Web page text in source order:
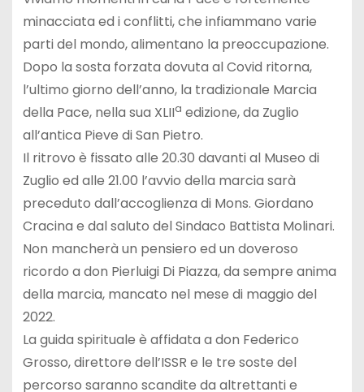
minacciata ed i conflitti, che infiammano varie
parti del mondo, alimentano la preoccupazione.
Dopo la sosta forzata dovuta al Covid ritorna,
l’ultimo giorno dell’anno, la tradizionale Marcia
della Pace, nella sua XLIIa edizione, da Zuglio
all’antica Pieve di San Pietro.
Il ritrovo è fissato alle 20.30 davanti al Museo di
Zuglio ed alle 21.00 l’avvio della marcia sarà
preceduto dall’accoglienza di Mons. Giordano
Cracina e dal saluto del Sindaco Battista Molinari.
Non mancherà un pensiero ed un doveroso
ricordo a don Pierluigi Di Piazza, da sempre anima
della marcia, mancato nel mese di maggio del
2022.
La guida spirituale è affidata a don Federico
Grosso, direttore dell’ISSR e le tre soste del
percorso saranno scandite da altrettanti e